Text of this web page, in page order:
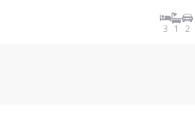
dispõe de 3 dormitórios, incluindo 1 suíte,
família. Além disso, possui 2 vagas de g
3 1 2